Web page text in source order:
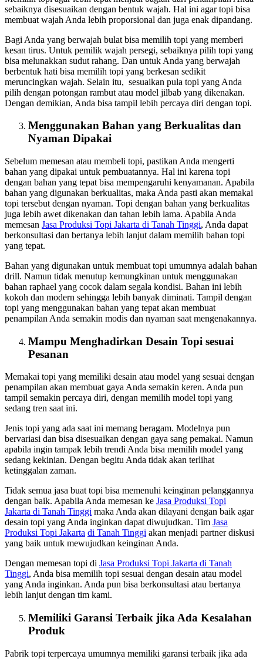
sebaiknya disesuaikan dengan bentuk wajah. Hal ini agar topi bisa
membuat wajah Anda lebih proporsional dan juga enak dipandang.
Bagi Anda yang berwajah bulat bisa memilih topi yang memberi
kesan tirus. Untuk pemilik wajah persegi, sebaiknya pilih topi yang
bisa melunakkan sudut rahang. Dan untuk Anda yang berwajah
berbentuk hati bisa memilih topi yang berkesan sedikit
meruncingkan wajah. Selain itu, sesuaikan pula topi yang Anda
pilih dengan potongan rambut atau model jilbab yang dikenakan.
Dengan demikian, Anda bisa tampil lebih percaya diri dengan topi.
Menggunakan Bahan yang Berkualitas dan
Nyaman Dipakai
Sebelum memesan atau membeli topi, pastikan Anda mengerti
bahan yang dipakai untuk pembuatannya. Hal ini karena topi
dengan bahan yang tepat bisa mempengaruhi kenyamanan. Apabila
bahan yang digunakan berkualitas, maka Anda pasti akan memakai
topi tersebut dengan nyaman. Topi dengan bahan yang berkualitas
juga lebih awet dikenakan dan tahan lebih lama. Apabila Anda
memesan Jasa Produksi Topi Jakarta di Tanah Tinggi, Anda dapat
berkonsultasi dan bertanya lebih lanjut dalam memilih bahan topi
yang tepat.
Bahan yang digunakan untuk membuat topi umumnya adalah bahan
drill. Namun tidak menutup kemungkinan untuk menggunakan
bahan raphael yang cocok dalam segala kondisi. Bahan ini lebih
kokoh dan modern sehingga lebih banyak diminati. Tampil dengan
topi yang menggunakan bahan yang tepat akan membuat
penampilan Anda semakin modis dan nyaman saat mengenakannya.
Mampu Menghadirkan Desain Topi sesuai
Pesanan
Memakai topi yang memiliki desain atau model yang sesuai dengan
penampilan akan membuat gaya Anda semakin keren. Anda pun
tampil semakin percaya diri, dengan memilih model topi yang
sedang tren saat ini.
Jenis topi yang ada saat ini memang beragam. Modelnya pun
bervariasi dan bisa disesuaikan dengan gaya sang pemakai. Namun
apabila ingin tampak lebih trendi Anda bisa memilih model yang
sedang kekinian. Dengan begitu Anda tidak akan terlihat
ketinggalan zaman.
Tidak semua jasa buat topi bisa memenuhi keinginan pelanggannya
dengan baik. Apabila Anda memesan ke Jasa Produksi Topi
Jakarta di Tanah Tinggi maka Anda akan dilayani dengan baik agar
desain topi yang Anda inginkan dapat diwujudkan. Tim Jasa
Produksi Topi Jakarta di Tanah Tinggi akan menjadi partner diskusi
yang baik untuk mewujudkan keinginan Anda.
Dengan memesan topi di Jasa Produksi Topi Jakarta di Tanah
Tinggi, Anda bisa memilih topi sesuai dengan desain atau model
yang Anda inginkan. Anda pun bisa berkonsultasi atau bertanya
lebih lanjut dengan tim kami.
Memiliki Garansi Terbaik jika Ada Kesalahan
Produk
Pabrik topi terpercaya umumnya memiliki garansi terbaik jika ada